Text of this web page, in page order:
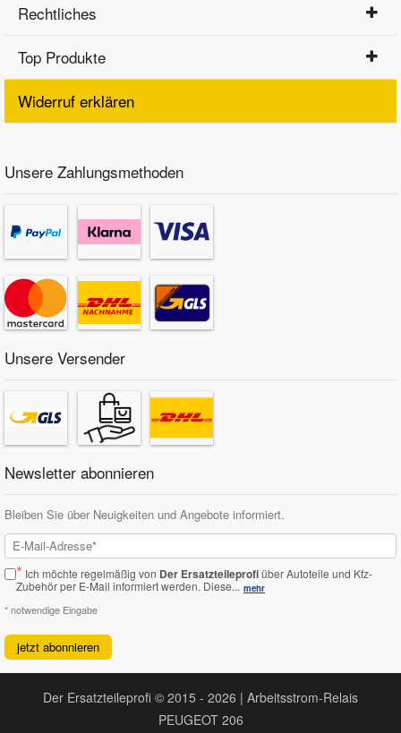
Rechtliches
Top Produkte
Widerruf erklären
Unsere Zahlungsmethoden
Unsere Versender
Newsletter abonnieren
Bleiben Sie über Neuigkeiten und Angebote informiert.
* Ich möchte regelmäßig von Der Ersatzteileprofiüber Autoteile und Kfz-
Zubehör per E-Mail informiert werden. Diese... mehr
* notwendige Eingabe
jetzt abonnieren
Der Ersatzteileprofi © 2015 - 2026 | Arbeitsstrom-Relais
PEUGEOT 206